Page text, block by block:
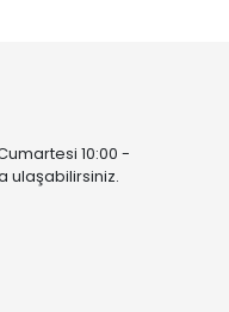
10:00 -
ulaşabilirsiniz.